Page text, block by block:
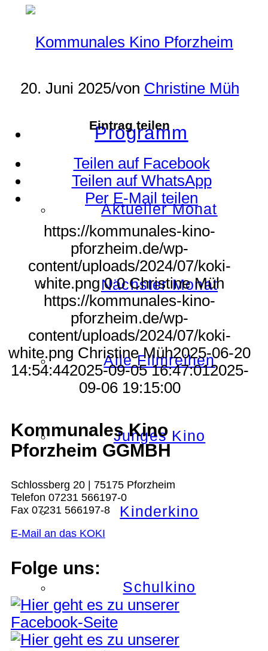
Programm
Aktueller Monat
Nächster Monat
Alle Filmreihen
Junges Kino
Kinderkino
Schulkino
20. Juni 2025/von Christine Müh
Eintrag teilen
Teilen auf Facebook
Teilen auf WhatsApp
Per E-Mail teilen
https://kommunales-kino-
pforzheim.de/wp-
content/uploads/2024/07/koki-
white.png 0 0 Christine Müh
https://kommunales-kino-
pforzheim.de/wp-
content/uploads/2024/07/koki-
white.png Christine Müh2025-06-20
14:54:442025-09-05 16:47:012025-
09-06 19:15:00
Kommunales Kino
Pforzheim GGMBH
Schlossberg 20 | 75175 Pforzheim
Telefon 07231 566197-0
Fax 07231 566197-8
E-Mail an das KOKI
Folge uns: